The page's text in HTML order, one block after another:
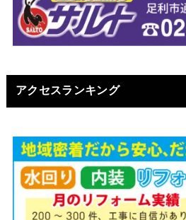
アクセスランキング